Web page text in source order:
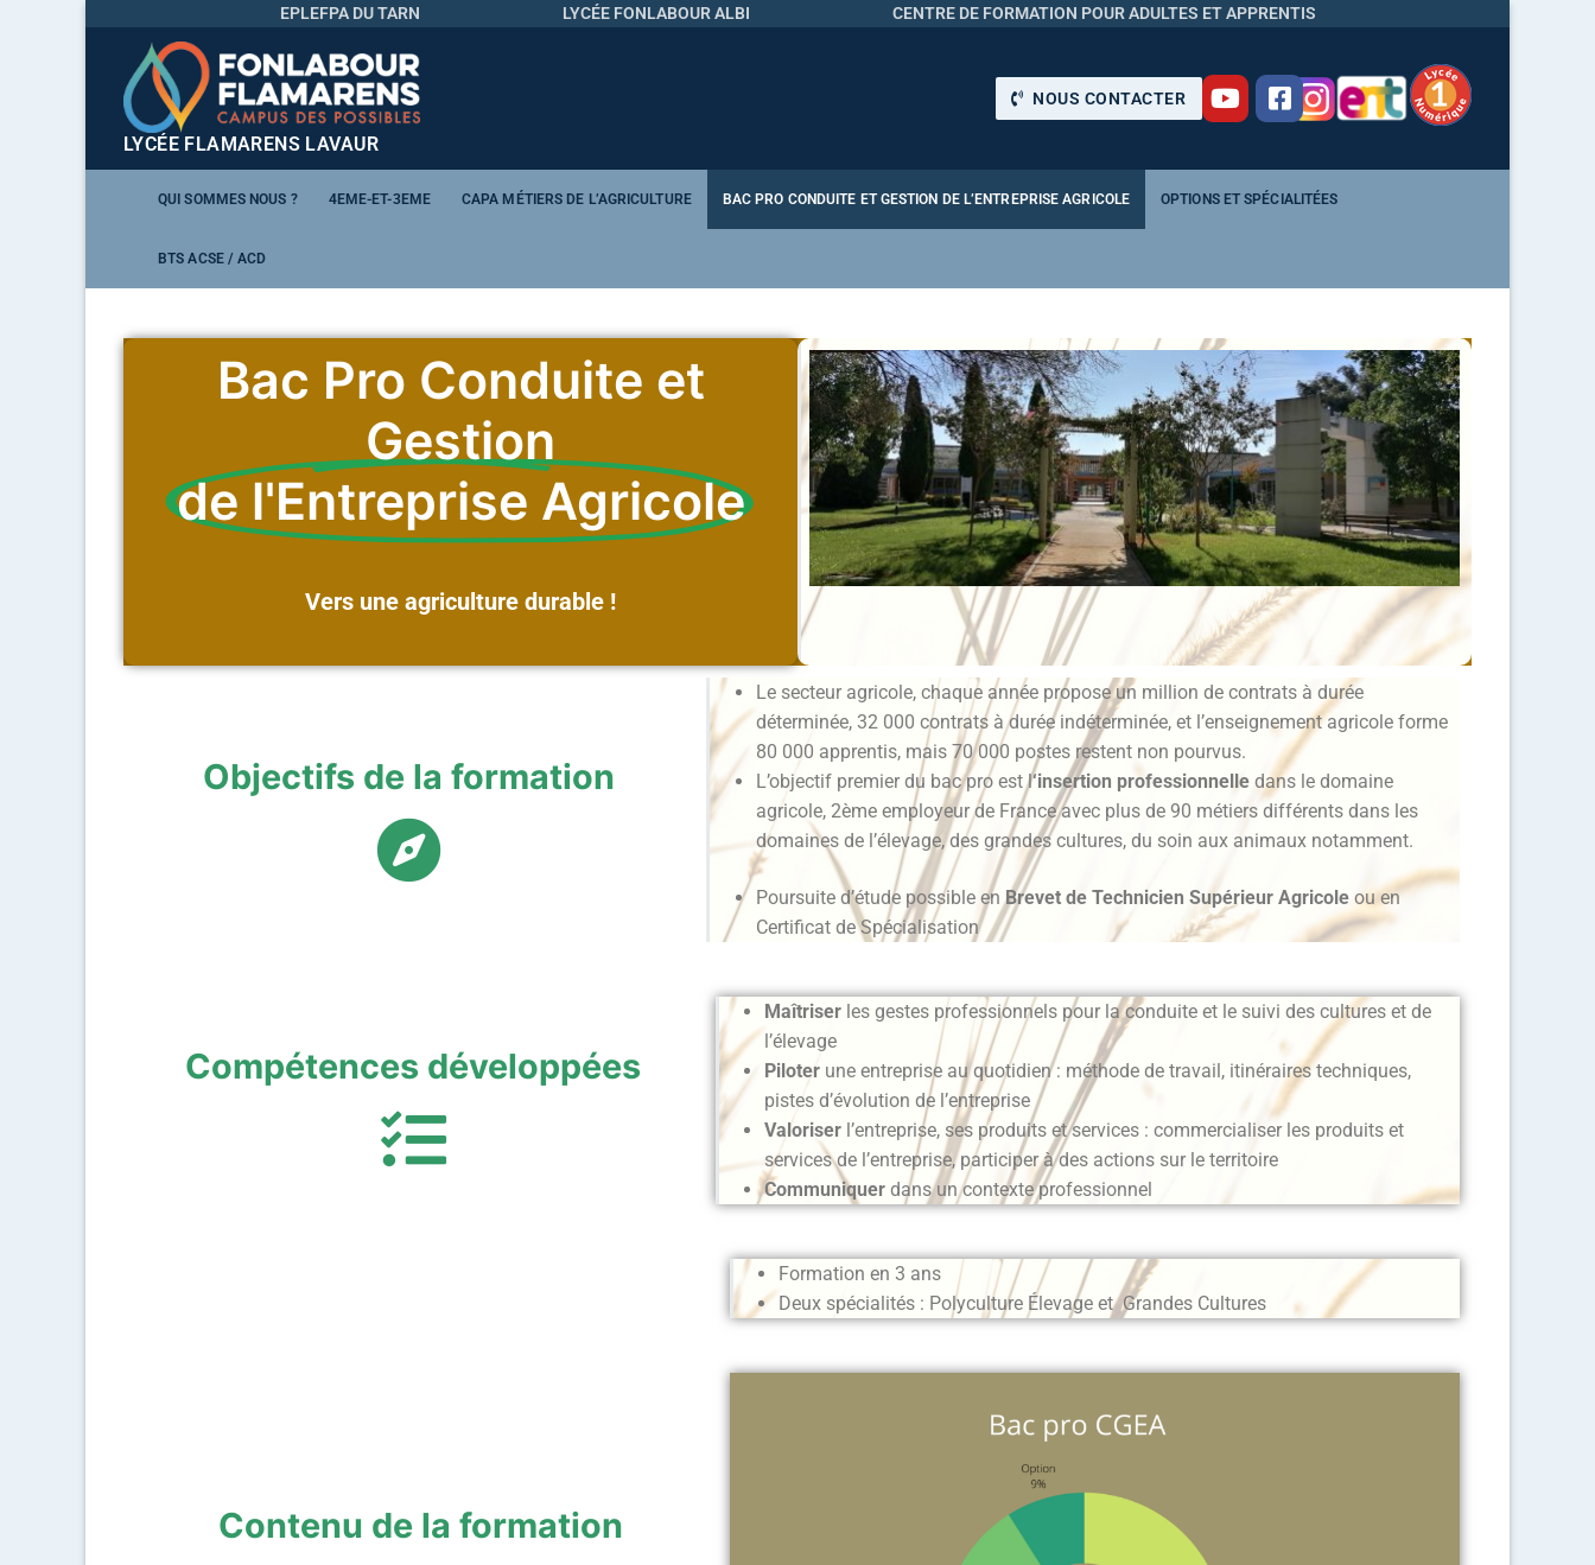
EPLEFPA DU TARN LYCÉE FONLABOUR ALBI CENTRE DE FORMATION POUR ADULTES ET APPRENTIS
LYCÉE FLAMARENS LAVAUR
NOUS CONTACTER
QUI SOMMES NOUS ? 4EME-ET-3EME CAPA MÉTIERS DE L’AGRICULTURE BAC PRO CONDUITE ET GESTION DE L’ENTREPRISE AGRICOLE OPTIONS ET SPÉCIALITÉES
BTS ACSE / ACD
Bac Pro Conduite et
Gestion
de l'Entreprise Agricole
Vers une agriculture durable !
Objectifs de la formation​
Le secteur agricole, chaque année propose un million de contrats à durée
déterminée, 32 000 contrats à durée indéterminée, et l’enseignement agricole forme
80 000 apprentis, mais 70 000 postes restent non pourvus.
L’objectif premier du bac pro est l‘insertion professionnelle dans le domaine
agricole, 2ème employeur de France avec plus de 90 métiers différents dans les
domaines de l’élevage, des grandes cultures, du soin aux animaux notamment.
Poursuite d’étude possible enBrevet de Technicien Supérieur Agricole ou en
Certificat de Spécialisation
Compétences développées
Maîtriser les gestes professionnels pour la conduite et le suivi des cultures et de
l’élevage
Piloter une entreprise au quotidien : méthode de travail, itinéraires techniques,
pistes d’évolution de l’entreprise
Valoriser l’entreprise, ses produits et services : commercialiser les produits et
services de l’entreprise, participer à des actions sur le territoire
Communiquer dans un contexte professionnel
Contenu de la formation​
Formation en 3 ans
Deux spécialités : Polyculture Élevage et Grandes Cultures